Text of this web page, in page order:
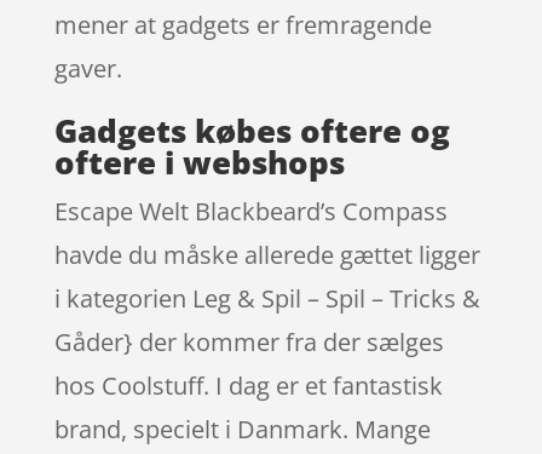
mener at gadgets er fremragende
gaver.
Gadgets købes oftere og
oftere i webshops
Escape Welt Blackbeard’s Compass
havde du måske allerede gættet ligger
i kategorien Leg & Spil – Spil – Tricks &
Gåder} der kommer fra der sælges
hos Coolstuff. I dag er et fantastisk
brand, specielt i Danmark. Mange